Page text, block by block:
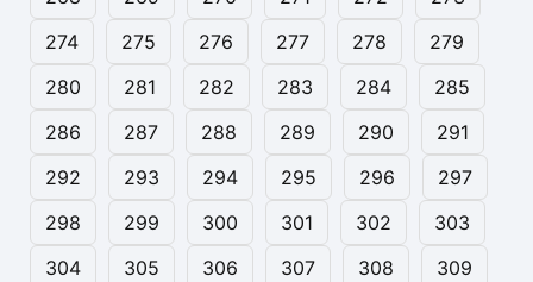
274
275 276 277 278
279
280
281 282 283 284
285
286
287 288 289 290
291
292
293 294 295 296
297
298
299 300 301 302
303
304
305 306 307 308
309